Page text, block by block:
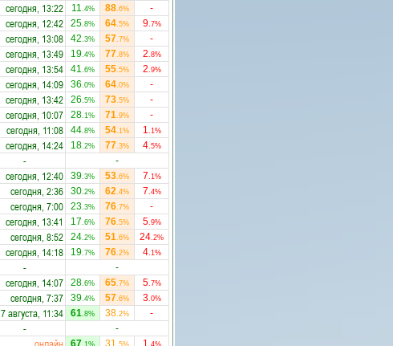
сегодня, 13:22 11.4% 88.6%
-
сегодня, 12:42 25.8% 64.5% 9.7%
сегодня, 13:08 42.3% 57.7%
-
сегодня, 13:49 19.4% 77.8% 2.8%
сегодня, 13:54 41.6% 55.5% 2.9%
сегодня, 14:09 36.0% 64.0%
-
сегодня, 13:42 26.5% 73.5%
-
сегодня, 10:07 28.1% 71.9%
-
сегодня, 11:08 44.8% 54.1% 1.1%
сегодня, 14:24 18.2% 77.3% 4.5%
-
-
сегодня, 12:40 39.3% 53.6% 7.1%
сегодня, 2:36 30.2% 62.4% 7.4%
сегодня, 7:00 23.3% 76.7%
-
сегодня, 13:41 17.6% 76.5% 5.9%
сегодня, 8:52 24.2% 51.6% 24.2%
сегодня, 14:18 19.7% 76.2% 4.1%
-
-
сегодня, 14:07 28.6% 65.7% 5.7%
сегодня, 7:37 39.4% 57.6% 3.0%
7 августа, 11:34 61.8% 38.2%
-
-
-
67.1% 31.5% 1.4%